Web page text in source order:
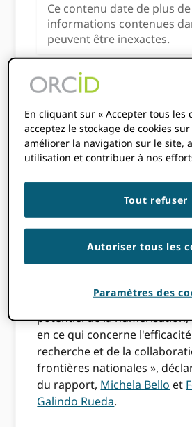
Ce contenu date de plus
informations contenues
peuvent être inexactes.
[avatar user="Laure Haak"
align="left" /]
Le nouveau rapport de
coopération et de
économiques (OCDE),Tracer
explore les facteurs clés de
de la recherche. Les
fondées sur laEnquête
menée en 2018 auprès de
auteurs travaillant dans
chercheurs semblent
potentiel de la
en ce qui concerne
recherche et de la
frontières nationales »,
du rapport, Michela Bello et
Galindo Rueda.
En cliquant sur « Accepter tous les
acceptez le stockage de cookies
améliorer la navigation sur le site,
utilisation et contribuer à nos
Tout refuser
Autoriser tous les
Paramètres des